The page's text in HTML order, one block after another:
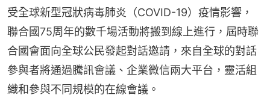
受全球新型冠狀病毒肺炎（COVID-19）疫情影響，
聯合國75周年的數千場活動將搬到線上進行，屆時聯
合國會面向全球公民發起對話邀請，來自全球的對話
參與者將通過騰訊會議、企業微信兩大平台，靈活組
織和參與不同規模的在線會議。